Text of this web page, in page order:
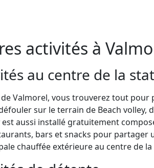
activités à
au centre de la
Valmorel, vous trouverez tout
sur le terrain de Beach
aussi installé gratuitement
bars et snacks pour partager
chauffée extérieure au centre de